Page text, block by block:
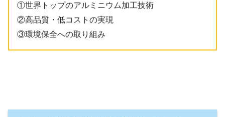
①世界トップのアルミニウム加工技術
②高品質・低コストの実現
③環境保全への取り組み